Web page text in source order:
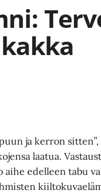
ja kerron sitten”,
laatua.
edelleen tabu